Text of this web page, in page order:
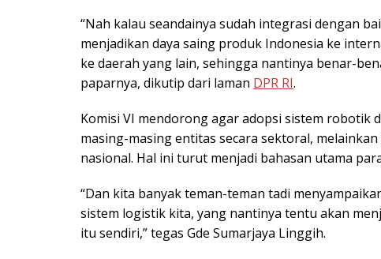
“Nah kalau seandainya sudah integrasi dengan
menjadikan daya saing produk Indonesia ke
ke daerah yang lain, sehingga nantinya benar-
paparnya, dikutip dari laman DPR RI.
Komisi VI mendorong agar adopsi sistem robotik
masing-masing entitas secara sektoral,
nasional. Hal ini turut menjadi bahasan utama
“Dan kita banyak teman-teman tadi
sistem logistik kita, yang nantinya tentu akan
itu sendiri,” tegas Gde Sumarjaya Linggih.